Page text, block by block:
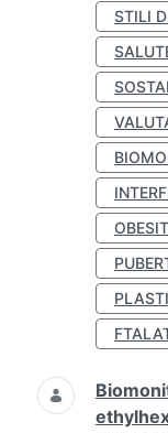
STILI